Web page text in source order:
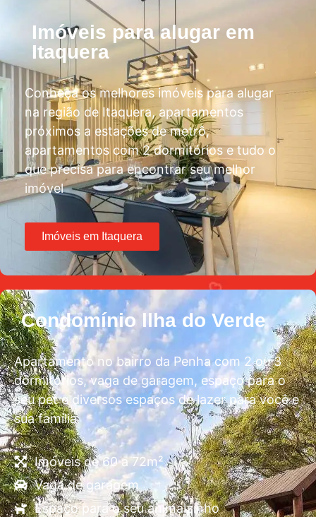
Imóveis para alugar em
Itaquera
Conheça os melhores imóveis para alugar
na região de Itaquera, apartamentos
próximos a estações de metrô,
apartamentos com 2 dormitórios e tudo o
que precisa para encontrar seu melhor
imóvel
Imóveis em Itaquera
Condomínio llha do Verde
Apartamento no bairro da Penha com 2 ou 3
dormitórios, vaga de garagem, espaço para o
seu pet e diversos espaços de lazer para você e
sua família
Imóveis de 60 a 72m²
Vaga de garagem
Espaço para o seu animalzinho